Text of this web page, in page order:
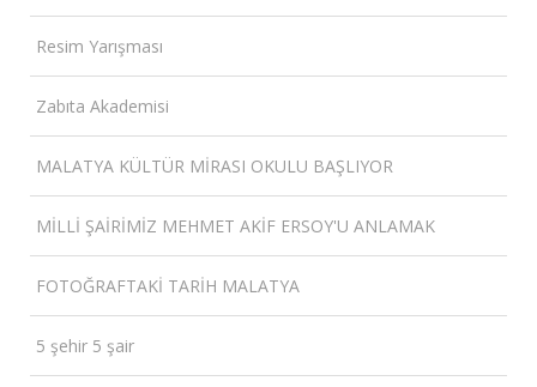
Resim Yarışması
Zabıta Akademisi
MALATYA KÜLTÜR MİRASI OKULU BAŞLIYOR
MİLLİ ŞAİRİMİZ MEHMET AKİF ERSOY'U ANLAMAK
FOTOĞRAFTAKİ TARİH MALATYA
5 şehir 5 şair